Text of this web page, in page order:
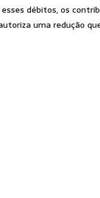
débitos, os
uma redução